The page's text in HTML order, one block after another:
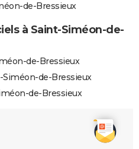
de-Bressieux
à Saint-Siméon-de-
de-Bressieux
Siméon-de-Bressieux
de-Bressieux